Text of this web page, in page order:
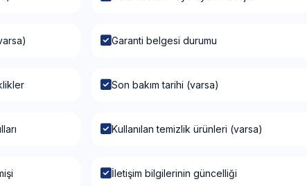
Garanti belgesi durumu
Son bakım tarihi (varsa)
Kullanılan temizlik ürünleri (varsa)
İletişim bilgilerinin güncelliği